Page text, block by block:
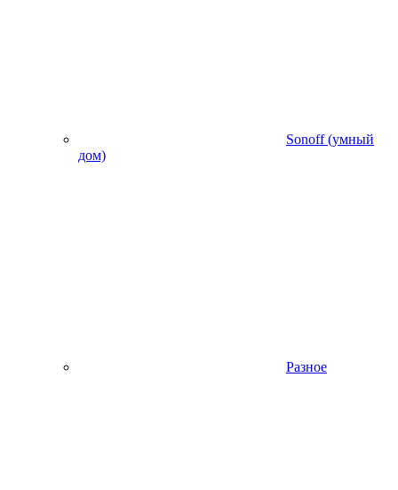
Sonoff (умный
дом)
Разное